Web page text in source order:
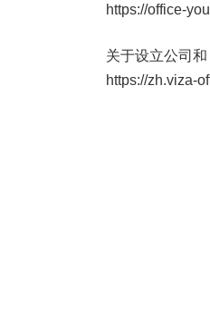
https://office-
关于设立公司
https://zh.viza-